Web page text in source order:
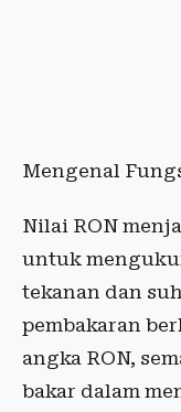
Mengenal
Nilai RON
untuk
tekanan dan
pembakaran
angka RON,
bakar dalam